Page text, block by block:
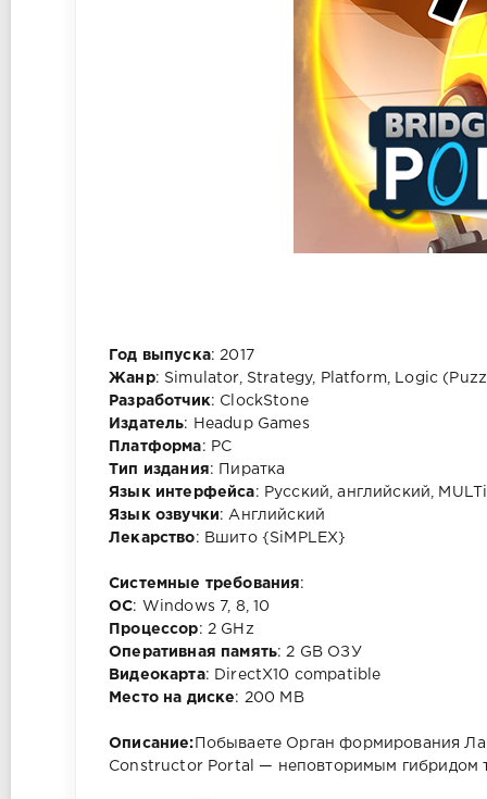
Год выпуска: 2017
Жанр: Simulator, Strategy, Platform, Logic
Разработчик: ClockStone
Издатель: Headup Games
Платформа: PC
Тип издания: Пиратка
Язык интерфейса: Русский, английский, MULTi
Язык озвучки: Aнглийский
Лекарство: Вшито {SiMPLEX}
Cистемные требования:
ОС: Windows 7, 8, 10
Процессор: 2 GHz
Оперативная память: 2 GB ОЗУ
Видеокарта: DirectX10 compatible
Место на диске: 200 MB
Описание: Побываете Орган формирования
Constructor Portal — неповторимым гибридом